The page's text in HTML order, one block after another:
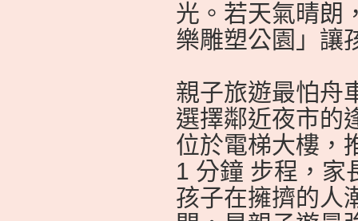
光。若天氣晴朗
樂雕塑公園」讓
親子旅遊最怕舟
選擇鄰近夜市的
位於電梯大樓，
1 分鐘 步程，家
孩子在擁擠的人